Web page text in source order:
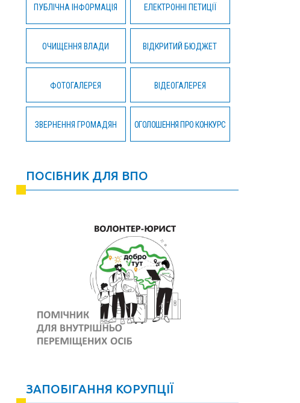
ПУБЛІЧНА ІНФОРМАЦІЯ ЕЛЕКТРОННІ ПЕТИЦІЇ
ОЧИЩЕННЯ ВЛАДИ ВІДКРИТИЙ БЮДЖЕТ
ФОТОГАЛЕРЕЯ ВІДЕОГАЛЕРЕЯ
ЗВЕРНЕННЯ ГРОМАДЯН ОГОЛОШЕННЯ ПРО КОНКУРС
ПОСІБНИК ДЛЯ ВПО
ЗАПОБІГАННЯ КОРУПЦІЇ